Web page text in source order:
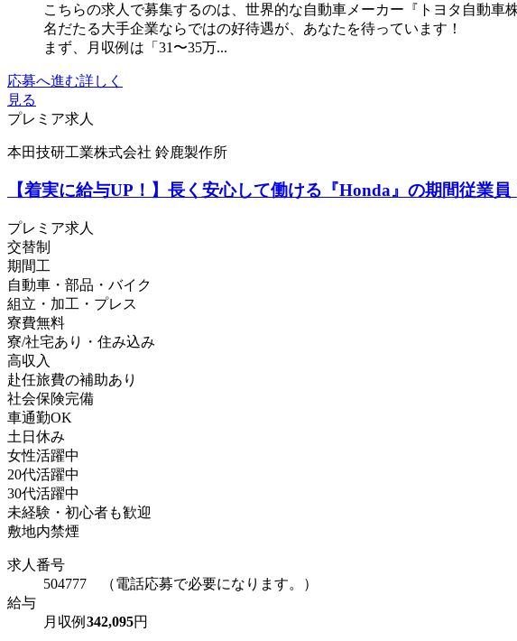
こちらの求人で募集するのは、世界的な自動車メーカー『トヨタ自動車
名だたる大手企業ならではの好待遇が、あなたを待っています！
まず、月収例は「31〜35万...
応募へ進む詳しく
見る
プレミア求人
本田技研工業株式会社 鈴鹿製作所
【着実に給与UP！】長く安心して働ける『Honda』の期間従業
プレミア求人
交替制
期間工
自動車・部品・バイク
組立・加工・プレス
寮費無料
寮/社宅あり・住み込み
高収入
赴任旅費の補助あり
社会保険完備
車通勤OK
土日休み
女性活躍中
20代活躍中
30代活躍中
未経験・初心者も歓迎
敷地内禁煙
求人番号
504777 （電話応募で必要になります。）
給与
月収例 342,095円